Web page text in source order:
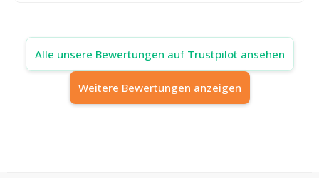
Alle unsere Bewertungen auf Trustpilot ansehen
Weitere Bewertungen anzeigen